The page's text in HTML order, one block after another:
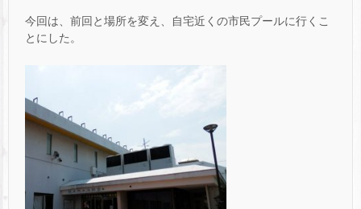
今回は、前回と場所を変え、自宅近くの市民プールに行くこ
とにした。